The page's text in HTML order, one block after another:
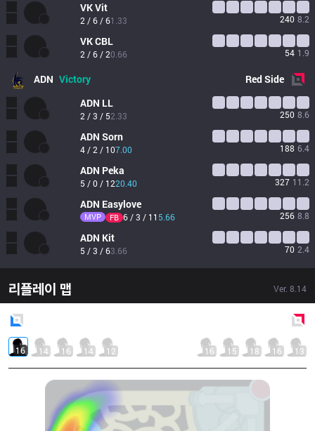
VKVit
2 / 6 / 61.33 240 8.2
VKCBL
2 / 6 / 20.66 54 1.9
ADN Victory RedSide
ADN LL
2 / 3 / 52.33 250 8.6
ADN Sorn
4 / 2 / 107.00 188 6.4
ADN Peka
5 / 0 / 1220.40 327 11.2
ADN Easylove
MVP FB 6 / 3 / 11 5.66 256 8.8
ADN Kit
5 / 3 / 63.66 70 2.4
리플레이 맵 Ver. 8.14
16 14 16 14 12 16 15 18 16 13